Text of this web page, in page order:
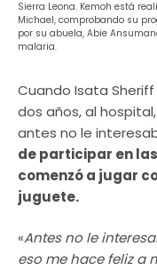
Sierra Leona. Kemoh está
Michael, comprobando su
por su abuela, Abie
malaria.
Cuando Isata
dos años, al
antes no le
de participar en
comenzó a jugar
juguete.
«Antes no le
eso me hace feliz a